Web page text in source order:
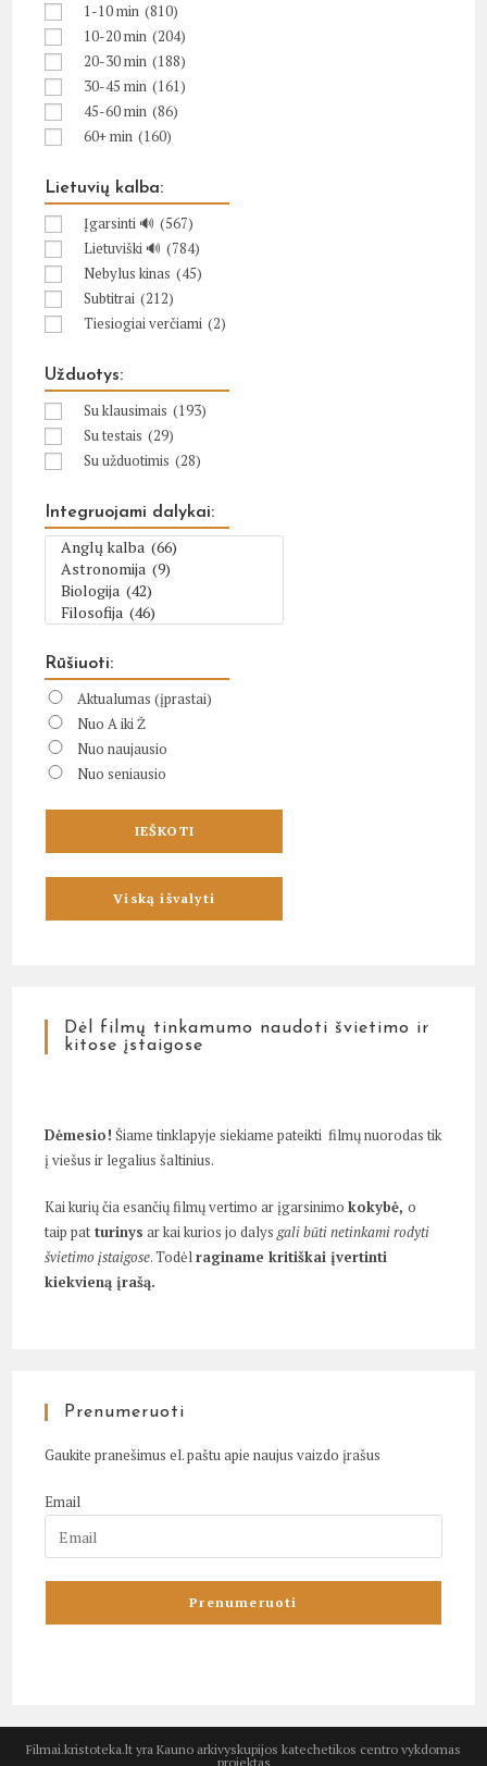
1-10 min (810)
10-20 min (204)
20-30 min (188)
30-45 min (161)
45-60 min (86)
60+ min (160)
Lietuvių kalba:
Įgarsinti 🔊 (567)
Lietuviški 🔊 (784)
Nebylus kinas (45)
Subtitrai (212)
Tiesiogiai verčiami (2)
Užduotys:
Su klausimais (193)
Su testais (29)
Su užduotimis (28)
Integruojami dalykai:
Rūšiuoti:
Aktualumas (įprastai)
Nuo A iki Ž
Nuo naujausio
Nuo seniausio
Dėl filmų tinkamumo naudoti švietimo ir
kitose įstaigose
Dėmesio! Šiame tinklapyje siekiame pateikti filmų nuorodas tik
į viešus ir legalius šaltinius.
Kai kurių čia esančių filmų vertimo ar įgarsinimokokybė,o
taip pat turinys ar kai kurios jo dalysgali būti netinkami rodyti
švietimo įstaigose. Todėlraginame kritiškai įvertinti
kiekvieną įrašą.
Prenumeruoti
Gaukite pranešimus el. paštu apie naujus vaizdo įrašus
Email
Filmai.kristoteka.lt yra Kauno arkivyskupijos katechetikos centro vykdomas
projektas